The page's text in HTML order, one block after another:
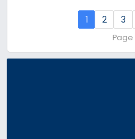
1 2 3
Page